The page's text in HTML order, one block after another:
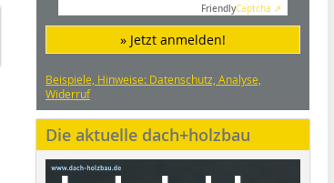
FriendlyCaptcha ⇗
» Jetzt anmelden!
Beispiele, Hinweise: Datenschutz, Analyse,
Widerruf
Die aktuelle dach+holzbau